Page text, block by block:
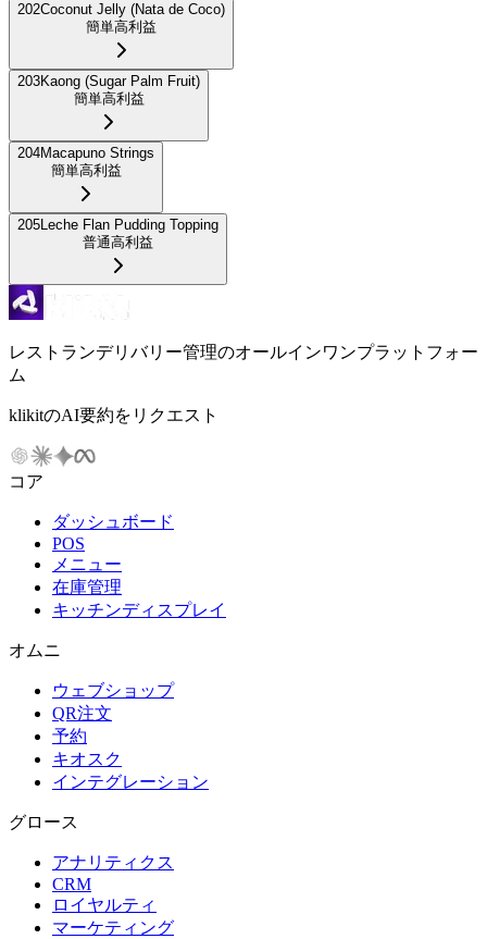
202Coconut Jelly (Nata de Coco)
簡単高利益
203Kaong (Sugar Palm Fruit)
簡単高利益
204Macapuno Strings
簡単高利益
205Leche Flan Pudding Topping
普通高利益
レストランデリバリー管理のオールインワンプラットフォー
ム
klikitのAI要約をリクエスト
コア
ダッシュボード
POS
メニュー
在庫管理
キッチンディスプレイ
オムニ
ウェブショップ
QR注文
予約
キオスク
インテグレーション
グロース
アナリティクス
CRM
ロイヤルティ
マーケティング